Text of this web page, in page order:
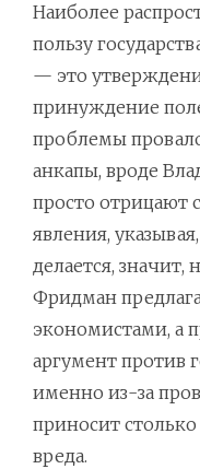
Наиболее
пользу
— это
принуждение
проблемы
анкапы, вроде
просто отрицают
явления,
делается, значит,
Фридман
экономистами, а
аргумент против
именно из-за
приносит
вреда.